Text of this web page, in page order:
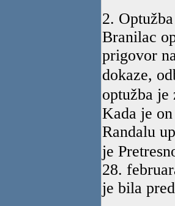
2.
Branilac
prigovor
dokaze,
optužba je
Kada je
Randalu
je
28.
je bila